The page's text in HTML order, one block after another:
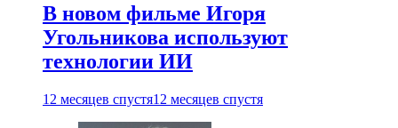
В новом фильме Игоря
Угольникова используют
технологии ИИ
12 месяцев спустя12 месяцев спустя